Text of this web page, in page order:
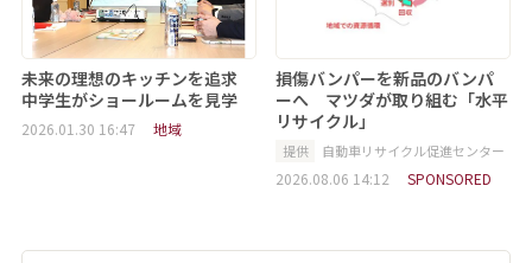
未来の理想のキッチンを追求
中学生がショールームを見学
2026.01.30 16:47 地域
損傷バンパーを新品のバンパ
ーへ マツダが取り組む「水平
リサイクル」
提供 自動車リサイクル促進センター
2026.08.06 14:12 SPONSORED